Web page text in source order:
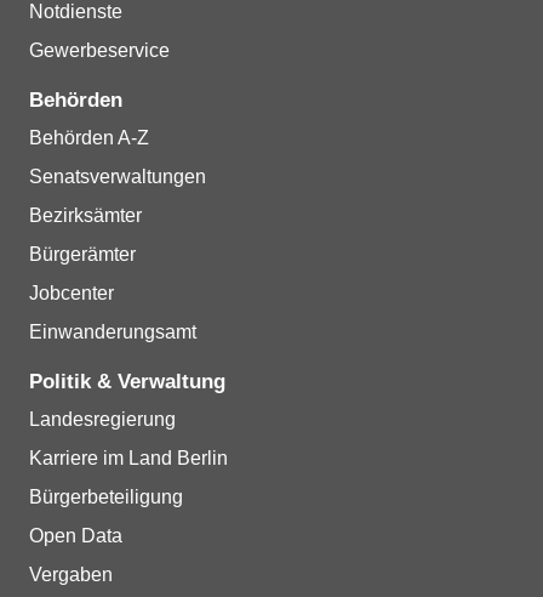
Notdienste
Gewerbeservice
Behörden
Behörden A-Z
Senatsverwaltungen
Bezirksämter
Bürgerämter
Jobcenter
Einwanderungsamt
Politik & Verwaltung
Landesregierung
Karriere im Land Berlin
Bürgerbeteiligung
Open Data
Vergaben